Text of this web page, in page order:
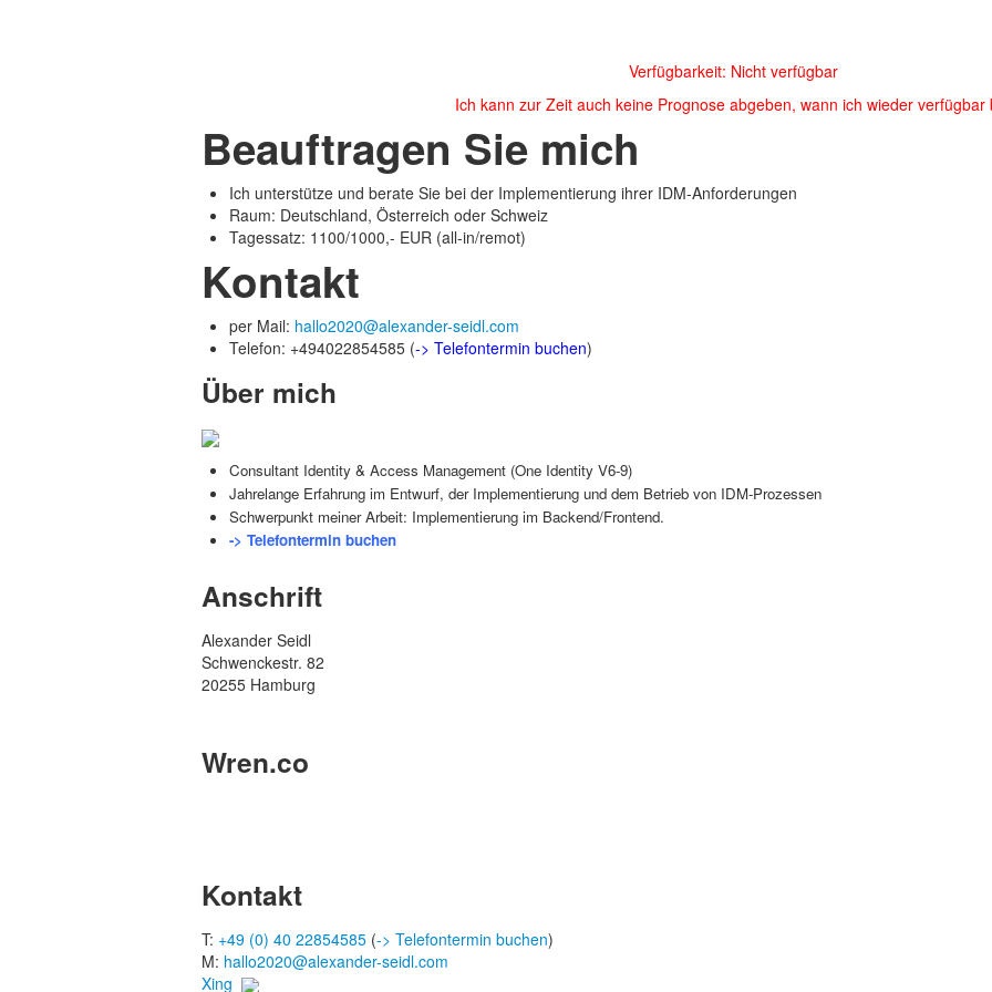
Verfügbarkeit: Nicht verfügbar
Ich kann zur Zeit auch keine Prognose abgeben, wann ich wieder verfügbar
Beauftragen Sie mich
Ich unterstütze und berate Sie bei der Implementierung ihrer IDM-Anforderungen
Raum: Deutschland, Österreich oder Schweiz
Tagessatz: 1100/1000,- EUR (all-in/remot)
Kontakt
per Mail: hallo2020@alexander-seidl.com
Telefon: +494022854585 (-> Telefontermin buchen)
Über mich
Consultant Identity & Access Management (One Identity V6-9)
Jahrelange Erfahrung im Entwurf, der Implementierung und dem Betrieb von IDM-Prozessen
Schwerpunkt meiner Arbeit: Implementierung im Backend/Frontend.
-> Telefontermin buchen
Anschrift
Alexander Seidl
Schwenckestr. 82
20255 Hamburg
Wren.co
Kontakt
T: +49 (0) 40 22854585 (-> Telefontermin buchen)
M: hallo2020@alexander-seidl.com
Xing